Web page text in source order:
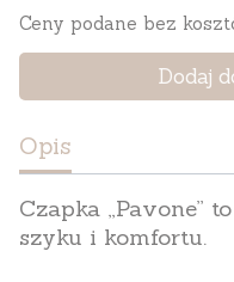
Ceny podane bez
Dodaj
Opis
Czapka „Pavone”
szyku i komfortu.